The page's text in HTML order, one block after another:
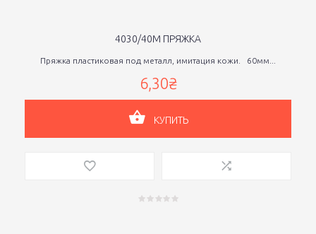
4030/40М ПРЯЖКА
Пряжка пластиковая под металл, имитация кожи. 60мм...
6,30₴
КУПИТЬ